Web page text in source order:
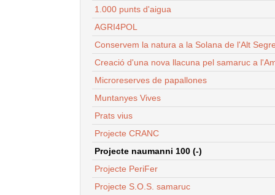
1.000 punts d'aigua
AGRI4POL
Conservem la natura a la Solana de l'Alt
Creació d'una nova llacuna pel samaruc a
Microreserves de papallones
Muntanyes Vives
Prats vius
Projecte CRANC
Projecte naumanni 100 (-)
Projecte PeriFer
Projecte S.O.S. samaruc